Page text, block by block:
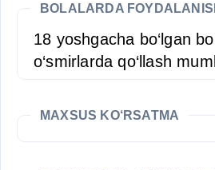
BOLALARDA
18 yoshgacha bo‘lgan
o‘smirlarda qo‘llash
MAXSUS KO‘RSATMA